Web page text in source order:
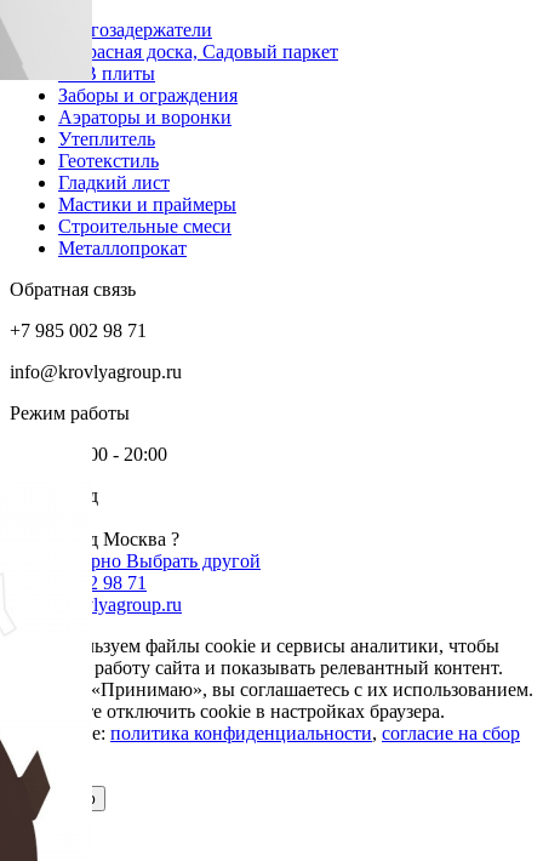
Снегозадержатели
Террасная доска, Садовый паркет
OSB плиты
Заборы и ограждения
Аэраторы и воронки
Утеплитель
Геотекстиль
Гладкий лист
Мастики и праймеры
Строительные смеси
Металлопрокат
Обратная связь
+7 985 002 98 71
info@krovlyagroup.ru
Режим работы
Пн-Пт: 9:00 - 20:00
Ваш город
Ваш город Москва ?
Да, все верно Выбрать другой
+7 985 002 98 71
info@krovlyagroup.ru
Мы используем файлы cookie и сервисы аналитики, чтобы
улучшить работу сайта и показывать релевантный контент.
Нажимая «Принимаю», вы соглашаетесь с их использованием.
Вы можете отключить cookie в настройках браузера.
Подробнее: политика конфиденциальности, согласие на сбор
cookie
Принимаю